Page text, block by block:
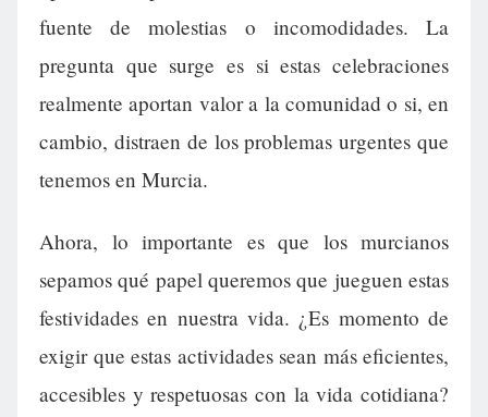
fuente de molestias o incomodidades. La
pregunta que surge es si estas celebraciones
realmente aportan valor a la comunidad o si, en
cambio, distraen de los problemas urgentes que
tenemos en Murcia.
Ahora, lo importante es que los murcianos
sepamos qué papel queremos que jueguen estas
festividades en nuestra vida. ¿Es momento de
exigir que estas actividades sean más eficientes,
accesibles y respetuosas con la vida cotidiana?